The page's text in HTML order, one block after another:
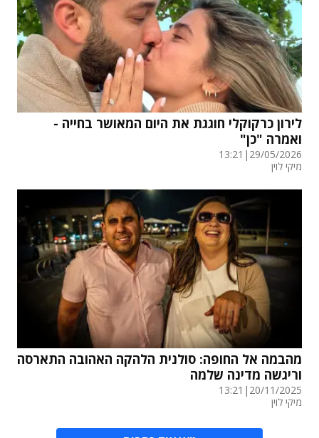
לירון כרקוקלי חוגגת את היום המאושר בחייה -
ואמרה "כן"
29/05/2026
|
13:21
מיקי לוין
מהבמה אל החופה: סולנית הלהקה האהובה התארסה
וריגשה מדינה שלמה
20/11/2025
|
13:21
מיקי לוין